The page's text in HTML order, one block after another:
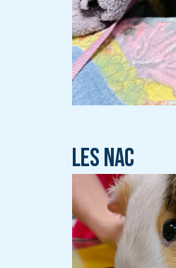
Les NAC